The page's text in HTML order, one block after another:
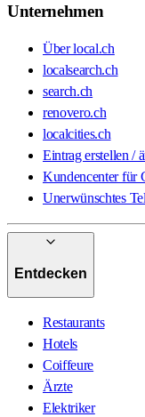
Unternehmen
Über local.ch
localsearch.ch
search.ch
renovero.ch
localcities.ch
Eintrag erstellen /
Kundencenter für
Unerwünschtes
Entdecken
Restaurants
Hotels
Coiffeure
Ärzte
Elektriker